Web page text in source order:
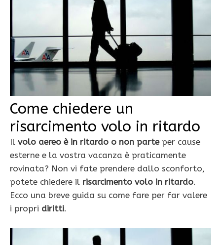
Come chiedere un
risarcimento volo in ritardo
Il volo aereo è in ritardo o non parteper cause
esterne e la vostra vacanza è praticamente
rovinata? Non vi fate prendere dallo sconforto,
potete chiedere il risarcimento volo in ritardo.
Ecco una breve guida su come fare per far valere
i propri diritti.